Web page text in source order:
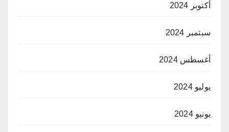
أكتوبر 2024
سبتمبر 2024
أغسطس 2024
يوليو 2024
يونيو 2024